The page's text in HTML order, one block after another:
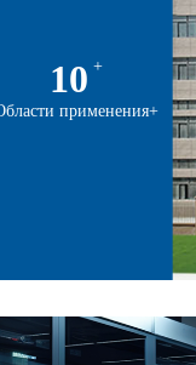
1x1клетка
180°13.0平口
180DM
DB9公光孔
DC001010 +
применения+